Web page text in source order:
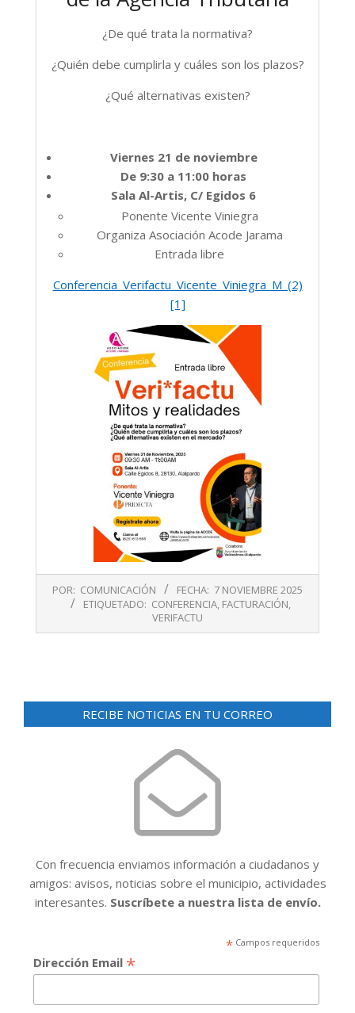
¿De qué trata la normativa?
¿Quién debe cumplirla y cuáles son los plazos?
¿Qué alternativas existen?
Viernes 21 de noviembre
De 9:30 a 11:00 horas
Sala Al-Artis, C/ Egidos 6
Ponente Vicente Viniegra
Organiza Asociación Acode Jarama
Entrada libre
Conferencia_Verifactu_Vicente_Viniegra_M_(2)
[1]
11-
POR: COMUNICACIÓN FECHA: 7 NOVIEMBRE 2025
ETIQUETADO: CONFERENCIA, FACTURACIÓN,
VERIFACTU
RECIBE NOTICIAS EN TU CORREO
Con frecuencia enviamos información a ciudadanos y
amigos: avisos, noticias sobre el municipio, actividades
interesantes. Suscríbete a nuestra lista de envío.
*Campos requeridos
Dirección Email *